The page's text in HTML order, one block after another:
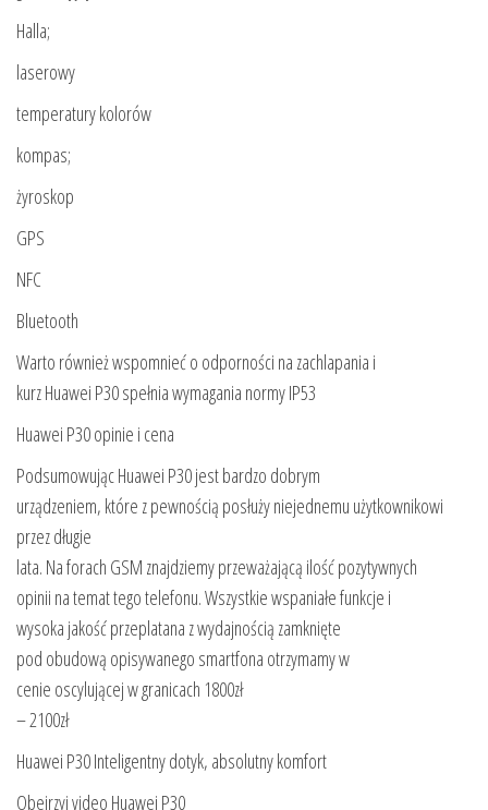
Halla;
laserowy
temperatury kolorów
kompas;
żyroskop
GPS
NFC
Bluetooth
Warto również wspomnieć o odporności na zachlapania i
kurz Huawei P30 spełnia wymagania normy IP53
Huawei P30 opinie i cena
Podsumowując Huawei P30 jest bardzo dobrym
urządzeniem, które z pewnością posłuży niejednemu użytkownikowi
przez długie
lata. Na forach GSM znajdziemy przeważającą ilość pozytywnych
opinii na temat tego telefonu. Wszystkie wspaniałe funkcje i
wysoka jakość przeplatana z wydajnością zamknięte
pod obudową opisywanego smartfona otrzymamy w
cenie oscylującej w granicach 1800zł
– 2100zł
Huawei P30 Inteligentny dotyk, absolutny komfort
Obejrzyj video Huawei P30